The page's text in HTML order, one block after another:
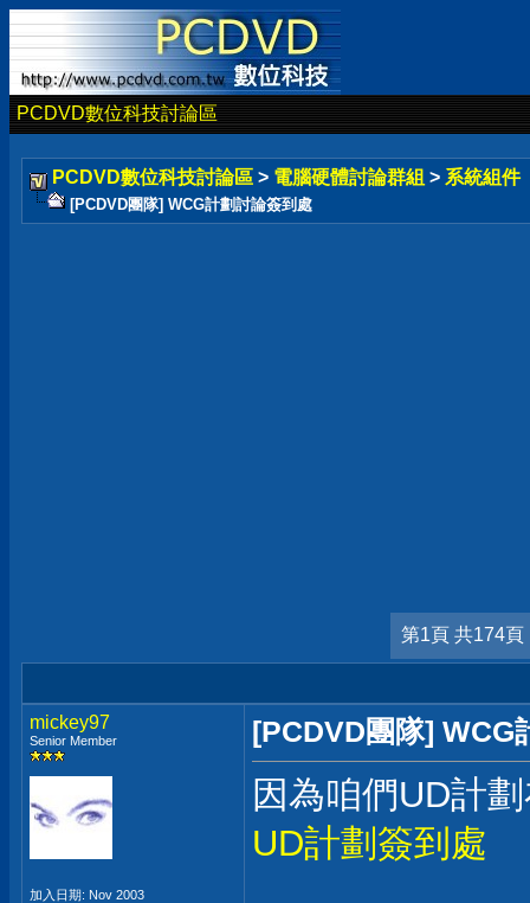
PCDVD數位科技討論區
PCDVD數位科技討論區 > 電腦硬體討論群組 > 系統組件
[PCDVD團隊] WCG計劃討論簽到處
第1頁 共174頁
mickey97
Senior Member
加入日期: Nov 2003
[PCDVD團隊] WCG
因為咱們UD計
UD計劃簽到處